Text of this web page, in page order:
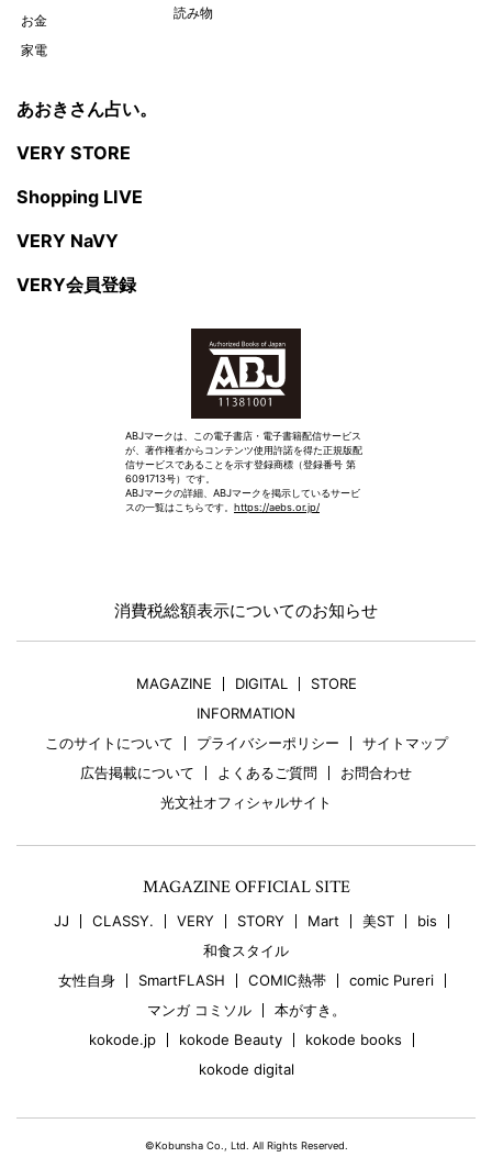
お金
家電
読み物
あおきさん占い。
VERY STORE
Shopping LIVE
VERY NaVY
VERY会員登録
ABJマークは、この電子書店・電子書籍配信サービス
が、著作権者からコンテンツ使用許諾を得た正規版配
信サービスであることを示す登録商標（登録番号 第
6091713号）です。
ABJマークの詳細、ABJマークを掲示しているサービ
スの一覧はこちらです。 https://aebs.or.jp/
消費税総額表示についてのお知らせ
MAGAZINE DIGITAL
STORE
INFORMATION
このサイトについて
プライバシーポリシー
サイトマップ
広告掲載について
よくあるご質問
お問合わせ
光文社オフィシャルサイト
MAGAZINE OFFICIAL SITE
JJ CLASSY. VERY STORY Mart 美ST
bis
和食スタイル
女性自身
SmartFLASH COMIC熱帯
comic Pureri
マンガ コミソル
本がすき。
kokode.jp
kokode Beauty
kokode books
kokode digital
©Kobunsha Co., Ltd. All Rights Reserved.